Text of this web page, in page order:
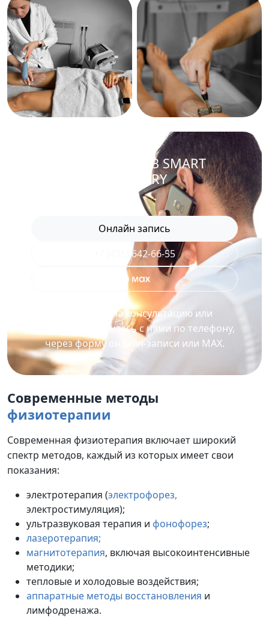
ЗАПИСАТЬСЯ В SMART
RECOVERY
Онлайн запись
+7 (495) 642-66-55
Для записи на консультацию или
процедуру свяжитесь с нами по телефону,
через форму онлайн-записи или MAX.
Современные методы
физиотерапии
Современная физиотерапия включает широкий
спектр методов, каждый из которых имеет свои
показания:
электротерапия (электрофорез,
электростимуляция);
ультразвуковая терапия и фонофорез;
лазеротерапия;
магнитотерапия, включая высокоинтенсивные
методики;
тепловые и холодовые воздействия;
аппаратные методы восстановления и
лимфодренажа.